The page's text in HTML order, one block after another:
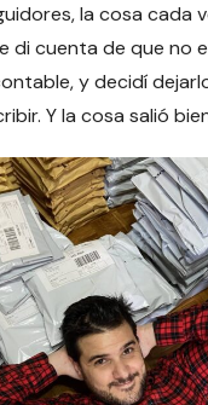
la cosa cada
di cuenta de que no
y decidí
Y la cosa salió